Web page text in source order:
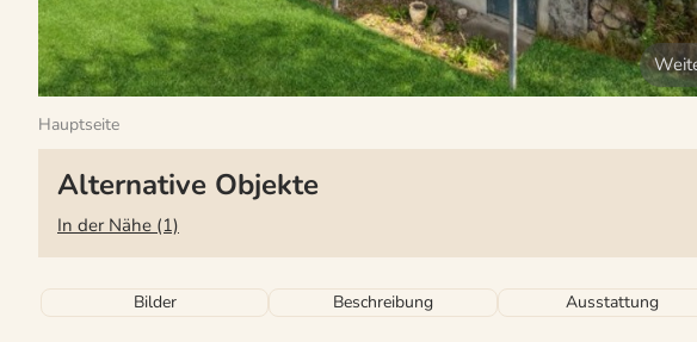
Hauptseite
Alternative Objekte
In der Nähe (1)
Bilder Beschreibung Ausstattung